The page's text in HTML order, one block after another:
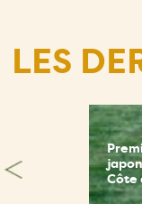
LES
Côte